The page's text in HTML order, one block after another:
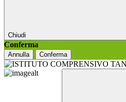
Chiudi
Conferma
Annulla Conferma